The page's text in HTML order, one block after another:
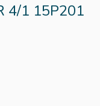
4/1 15P201